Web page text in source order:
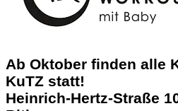
Ab Oktober finden alle
KuTZ statt!
Heinrich-Hertz-Straße